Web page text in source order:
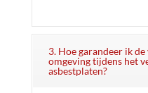
3. Hoe garandeer ik
omgeving tijdens het
asbestplaten?